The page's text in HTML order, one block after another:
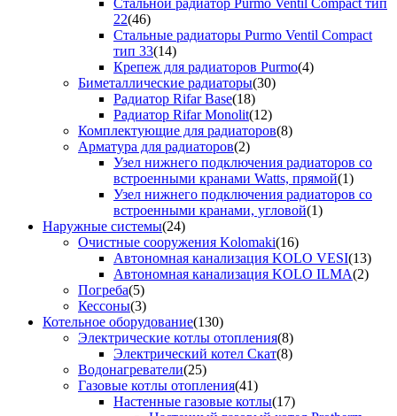
Стальной радиатор Purmo Ventil Compact тип
22(46)
Стальные радиаторы Purmo Ventil Compact
тип 33(14)
Крепеж для радиаторов Purmo(4)
Биметаллические радиаторы(30)
Радиатор Rifar Base(18)
Радиатор Rifar Monolit(12)
Комплектующие для радиаторов(8)
Арматура для радиаторов(2)
Узел нижнего подключения радиаторов со
встроенными кранами Watts, прямой(1)
Узел нижнего подключения радиаторов со
встроенными кранами, угловой(1)
Наружные системы(24)
Очистные сооружения Kolomaki(16)
Автономная канализация KOLO VESI(13)
Автономная канализация KOLO ILMA(2)
Погреба(5)
Кессоны(3)
Котельное оборудование(130)
Электрические котлы отопления(8)
Электрический котел Скат(8)
Водонагреватели(25)
Газовые котлы отопления(41)
Настенные газовые котлы(17)